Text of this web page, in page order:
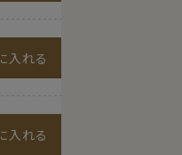
入れる
入れる